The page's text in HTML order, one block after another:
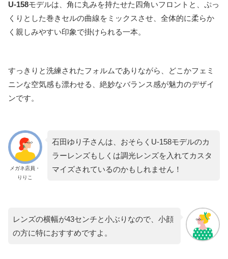
U-158モデルは、角に丸みを持たせた四角いフロントと、ぷっ
くりとした巻きセルの曲線をミックスさせ、全体的に柔らか
く親しみやすい印象で掛けられる一本。
すっきりと洗練されたフォルムでありながら、どこかフェミ
ニンな空気感も漂わせる、絶妙なバランス感が魅力のデザイ
ンです。
メガネ店員・
りりこ
石田ゆり子さんは、おそらくU-158モデルのカ
ラーレンズもしくは調光レンズを入れてカスタ
マイズされているのかもしれません！
レンズの横幅が43センチと小ぶりなので、小顔
の方に特におすすめですよ。